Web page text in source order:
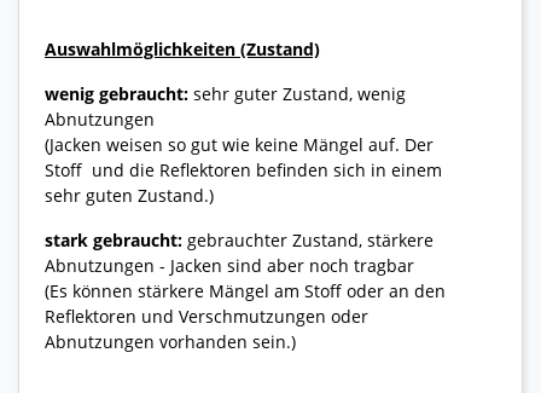
Auswahlmöglichkeiten (Zustand)
wenig gebraucht: sehr guter Zustand, wenig
Abnutzungen
(Jacken weisen so gut wie keine Mängel auf. Der
Stoff und die Reflektoren befinden sich in einem
sehr guten Zustand.)
stark gebraucht: gebrauchter Zustand, stärkere
Abnutzungen - Jacken sind aber noch tragbar
(Es können stärkere Mängel am Stoff oder an den
Reflektoren und Verschmutzungen oder
Abnutzungen vorhanden sein.)